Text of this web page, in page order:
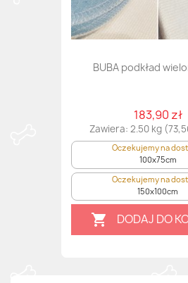
BUBA podkład
183,90 zł
Zawiera: 2.50 kg
Oczekujemy na
100x75cm
Oczekujemy na
150x100cm
 DODAJ DO